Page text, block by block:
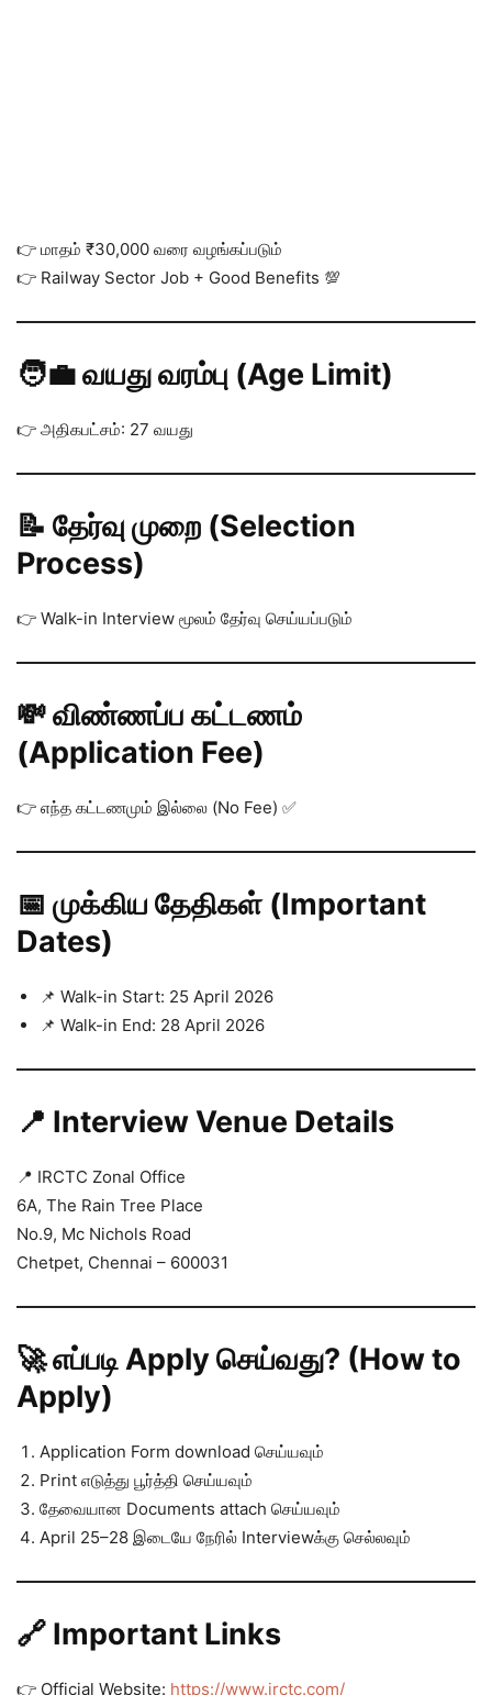
👉 மாதம் ₹30,000 வரை வழங்கப்படும்
👉 Railway Sector Job + Good Benefits 💯
🧑‍💼 வயது வரம்பு (Age Limit)
👉 அதிகபட்சம்: 27 வயது
📝 தேர்வு முறை (Selection
Process)
👉 Walk-in Interview மூலம் தேர்வு செய்யப்படும்
💸 விண்ணப்ப கட்டணம்
(Application Fee)
👉 எந்த கட்டணமும் இல்லை (No Fee) ✅
📅 முக்கிய தேதிகள் (Important
Dates)
📌 Walk-in Start: 25 April 2026
📌 Walk-in End: 28 April 2026
📍 Interview Venue Details
📍 IRCTC Zonal Office
6A, The Rain Tree Place
No.9, Mc Nichols Road
Chetpet, Chennai – 600031
🚀 எப்படி Apply செய்வது? (How to
Apply)
Application Form download செய்யவும்
Print எடுத்து பூர்த்தி செய்யவும்
தேவையான Documents attach செய்யவும்
April 25–28 இடையே நேரில் Interviewக்கு செல்லவும்
🔗 Important Links
👉 Official Website: https://www.irctc.com/